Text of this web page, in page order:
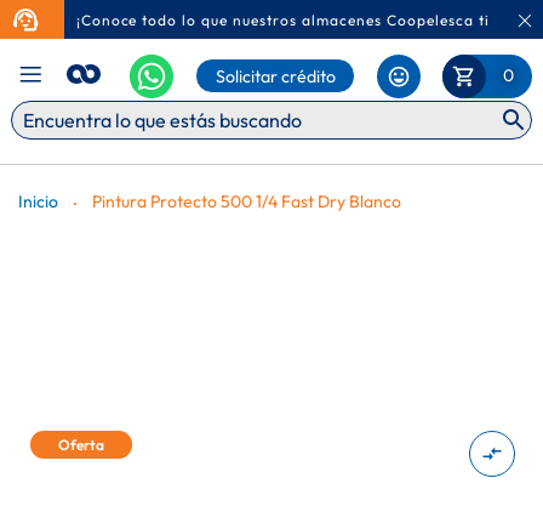
¡Conoce todo lo que nuestros almacenes Coopelesca tienen
Mi
0
Solicitar crédito
Inicio Pintura Protecto 500 1/4 Fast Dry Blanco
Oferta
Saltar